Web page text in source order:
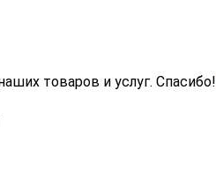
товаров и услуг. Спасибо!